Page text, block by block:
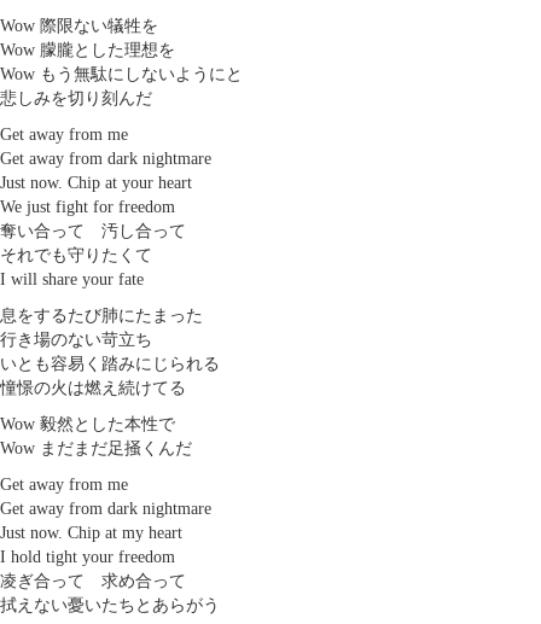
Wow 際限ない犠牲を
Wow 朦朧とした理想を
Wow もう無駄にしないようにと
悲しみを切り刻んだ
Get away from me
Get away from dark nightmare
Just now. Chip at your heart
We just fight for freedom
奪い合って 汚し合って
それでも守りたくて
I will share your fate
息をするたび肺にたまった
行き場のない苛立ち
いとも容易く踏みにじられる
憧憬の火は燃え続けてる
Wow 毅然とした本性で
Wow まだまだ足掻くんだ
Get away from me
Get away from dark nightmare
Just now. Chip at my heart
I hold tight your freedom
凌ぎ合って 求め合って
拭えない憂いたちとあらがう